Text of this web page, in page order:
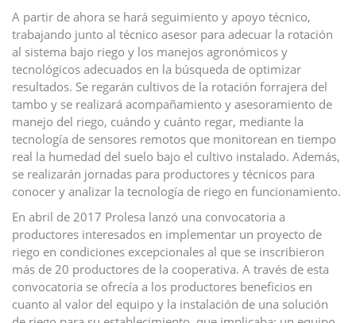
A partir de ahora se hará seguimiento y apoyo técnico,
trabajando junto al técnico asesor para adecuar la rotación
al sistema bajo riego y los manejos agronómicos y
tecnológicos adecuados en la búsqueda de optimizar
resultados. Se regarán cultivos de la rotación forrajera del
tambo y se realizará acompañamiento y asesoramiento de
manejo del riego, cuándo y cuánto regar, mediante la
tecnología de sensores remotos que monitorean en tiempo
real la humedad del suelo bajo el cultivo instalado. Además,
se realizarán jornadas para productores y técnicos para
conocer y analizar la tecnología de riego en funcionamiento.
En abril de 2017 Prolesa lanzó una convocatoria a
productores interesados en implementar un proyecto de
riego en condiciones excepcionales al que se inscribieron
más de 20 productores de la cooperativa. A través de esta
convocatoria se ofrecía a los productores beneficios en
cuanto al valor del equipo y la instalación de una solución